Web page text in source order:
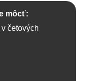
môcť:
četových